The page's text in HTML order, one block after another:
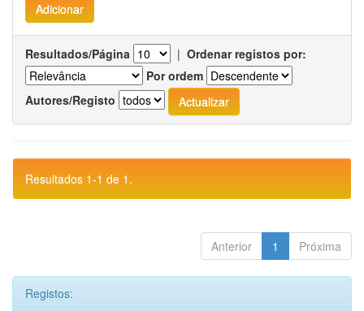
Resultados/Página | Ordenar registos por:
Por ordem
Autores/Registo
Resultados 1-1 de 1.
Anterior 1 Próxima
Registos: